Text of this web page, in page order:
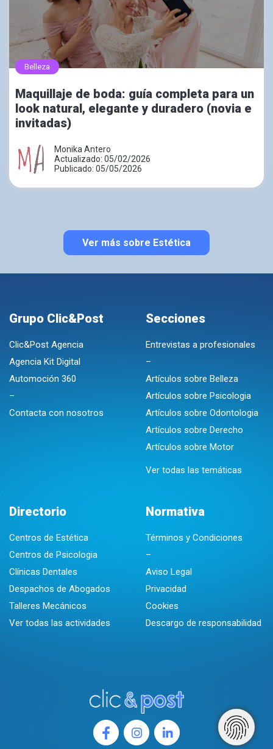
Belleza
Maquillaje de boda: guía completa para un
look natural, elegante y duradero (novia e
invitadas)
Monika Antero
Actualizado: 05/02/2026
Publicado: 05/05/2026
Ver más sobre Estética
Grupo Clic&Post
Clic&Post Agencia
Agencia Kit Digital
Automoción 360
–
Contacta con nosotros
Secciones
Entrevistas a profesionales
–
Artículos sobre Belleza
Artículos sobre Psicologia
Artículos sobre Odontologia
Artículos sobre Derecho
Artículos sobre Motor
Ver todas las temáticas
Directorio
Centros de Estética
Centros de Psicologia
Clínicas Dentales
Despachos de Abogados
Talleres Mecánicos
Ver todas las actividades
Normativa
Términos y Condiciones
–
Aviso Legal
Privacidad
Cookies
Descargo de responsabilidad